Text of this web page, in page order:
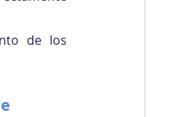
de los